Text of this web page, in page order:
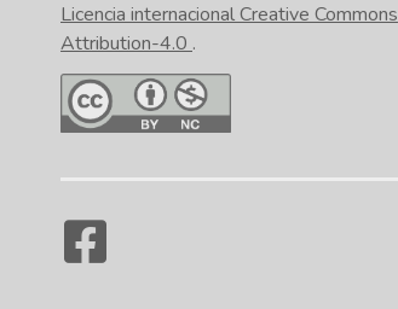
Licencia internacional Creative Commons
Attribution-4.0 .